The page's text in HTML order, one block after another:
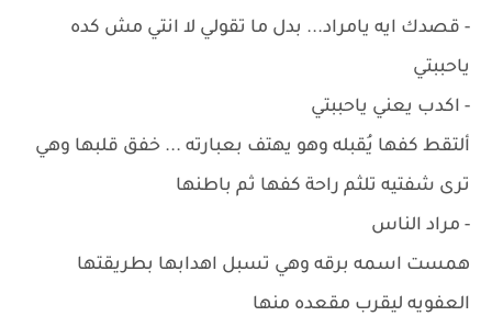
- قصدك ايه يامراد... بدل ما تقولي لا انتي مش كده
ياحببتي
- اكدب يعني ياحببتي
ألتقط كفها يُقبله وهو يهتف بعبارته ... خفق قلبها وهي
ترى شفتيه تلثم راحة كفها ثم باطنها
- مراد الناس
همست اسمه برقه وهي تسبل اهدابها بطريقتها
العفويه ليقرب مقعده منها